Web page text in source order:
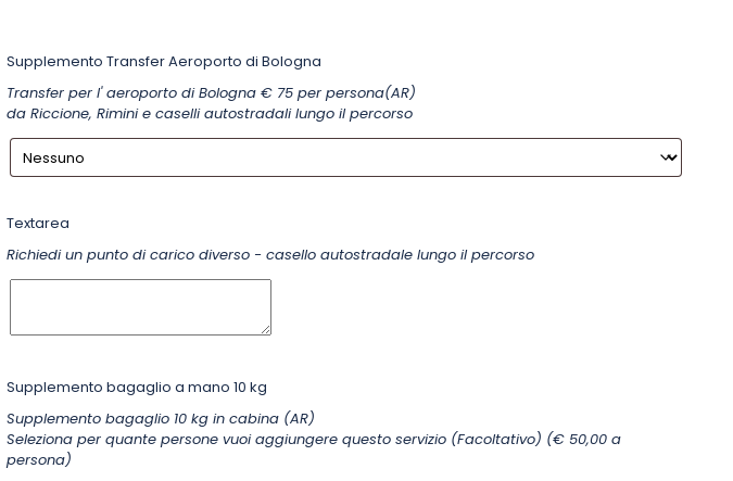
Supplemento Transfer Aeroporto di Bologna
Transfer per l' aeroporto di Bologna € 75 per persona(AR)
da Riccione, Rimini e caselli autostradali lungo il percorso
Textarea
Richiedi un punto di carico diverso - casello autostradale lungo il percorso
Supplemento bagaglio a mano 10 kg
Supplemento bagaglio 10 kg in cabina (AR)
Seleziona per quante persone vuoi aggiungere questo servizio (Facoltativo) (€ 50,00 a
persona)